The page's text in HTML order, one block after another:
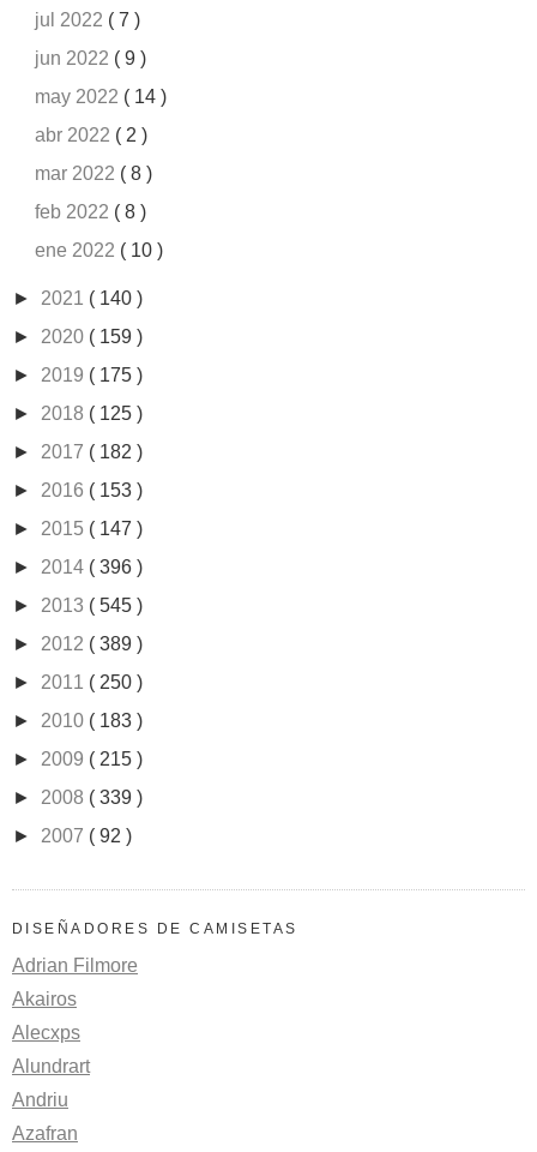
jul 2022 ( 7 )
jun 2022 ( 9 )
may 2022 ( 14 )
abr 2022 ( 2 )
mar 2022 ( 8 )
feb 2022 ( 8 )
ene 2022 ( 10 )
► 2021 ( 140 )
► 2020 ( 159 )
► 2019 ( 175 )
► 2018 ( 125 )
► 2017 ( 182 )
► 2016 ( 153 )
► 2015 ( 147 )
► 2014 ( 396 )
► 2013 ( 545 )
► 2012 ( 389 )
► 2011 ( 250 )
► 2010 ( 183 )
► 2009 ( 215 )
► 2008 ( 339 )
► 2007 ( 92 )
DISEÑADORES DE CAMISETAS
Adrian Filmore
Akairos
Alecxps
Alundrart
Andriu
Azafran